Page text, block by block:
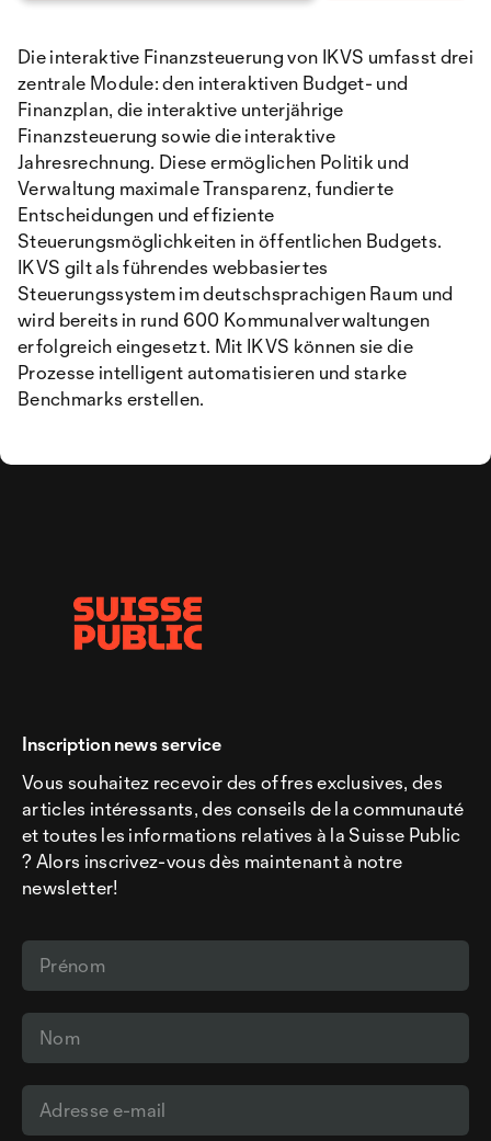
Die interaktive Finanzsteuerung von IKVS umfasst drei
zentrale Module: den interaktiven Budget- und
Finanzplan, die interaktive unterjährige
Finanzsteuerung sowie die interaktive
Jahresrechnung. Diese ermöglichen Politik und
Verwaltung maximale Transparenz, fundierte
Entscheidungen und effiziente
Steuerungsmöglichkeiten in öffentlichen Budgets.
IKVS gilt als führendes webbasiertes
Steuerungssystem im deutschsprachigen Raum und
wird bereits in rund 600 Kommunalverwaltungen
erfolgreich eingesetzt. Mit IKVS können sie die
Prozesse intelligent automatisieren und starke
Benchmarks erstellen.
Inscription news service
Vous souhaitez recevoir des offres exclusives, des
articles intéressants, des conseils de la communauté
et toutes les informations relatives à la Suisse Public
? Alors inscrivez-vous dès maintenant à notre
newsletter!